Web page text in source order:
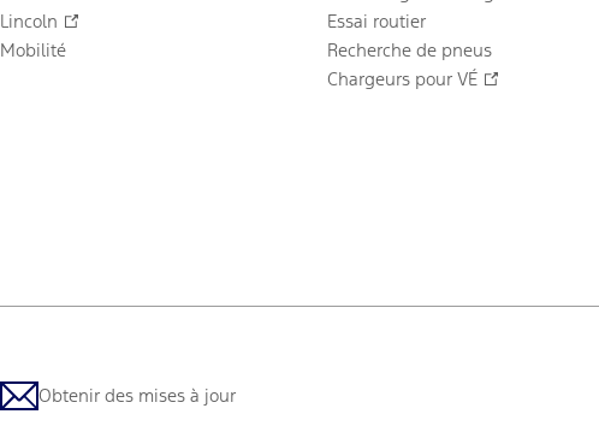
Lincoln
Mobilité
Essai routier
Recherche de pneus
Chargeurs pour VÉ
Obtenir des mises à jour